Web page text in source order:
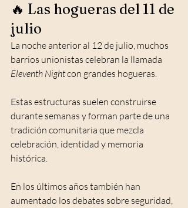
🔥 Las hogueras del 11 de
julio
La noche anterior al 12 de julio, muchos
barrios unionistas celebran la llamada
Eleventh Night con grandes hogueras.
Estas estructuras suelen construirse
durante semanas y forman parte de una
tradición comunitaria que mezcla
celebración, identidad y memoria
histórica.
En los últimos años también han
aumentado los debates sobre seguridad,